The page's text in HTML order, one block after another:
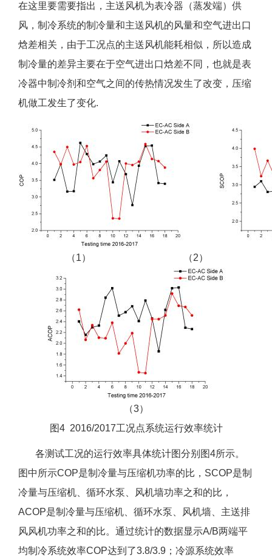
在这里要需要指出，主送风机为表冷器（蒸发端）供
风，制冷系统的制冷量和主送风机的风量和空气进出口
焓差相关，由于工况点的主送风机能耗相似，所以造成
制冷量的差异主要在于空气进出口焓差不同，也就是表
冷器中制冷剂和空气之间的传热情况发生了改变，压缩
机做工发生了变化.
（1） （2）
（3）
图4 2016/2017工况点系统运行效率统计
各测试工况的运行效率具体统计图分别图4所示。
图中所示COP是制冷量与压缩机功率的比，SCOP是制
冷量与压缩机、循环水泵、风机墙功率之和的比，
ACOP是制冷量与压缩机、循环水泵、风机墙、主送排
风风机功率之和的比。通过统计的数据显示A/B两端平
均制冷系统效率COP达到了3.8/3.9；冷源系统效率